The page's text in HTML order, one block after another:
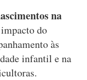
na
do
às
infantil e na